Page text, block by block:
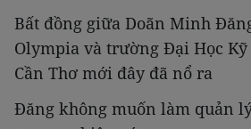
Bất đồng giữa Doãn Minh
Olympia và trường Đại Học Kỹ
Cần Thơ mới đây đã nổ ra
Đăng không muốn làm quản